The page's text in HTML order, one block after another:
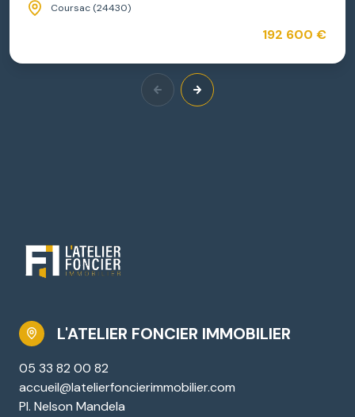
Coursac (24430)
192 600 €
L'ATELIER FONCIER IMMOBILIER
05 33 82 00 82
accueil@latelierfoncierimmobilier.com
Pl. Nelson Mandela